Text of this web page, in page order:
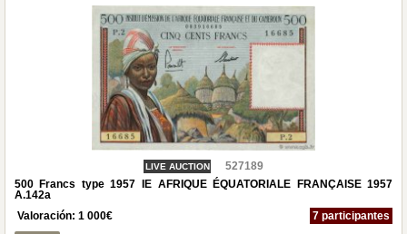
LIVE AUCTION
527189
500 Francs type 1957 IE AFRIQUE ÉQUATORIALE FRANÇAISE 1957
A.142a
Valoración: 1 000€ 7 participantes